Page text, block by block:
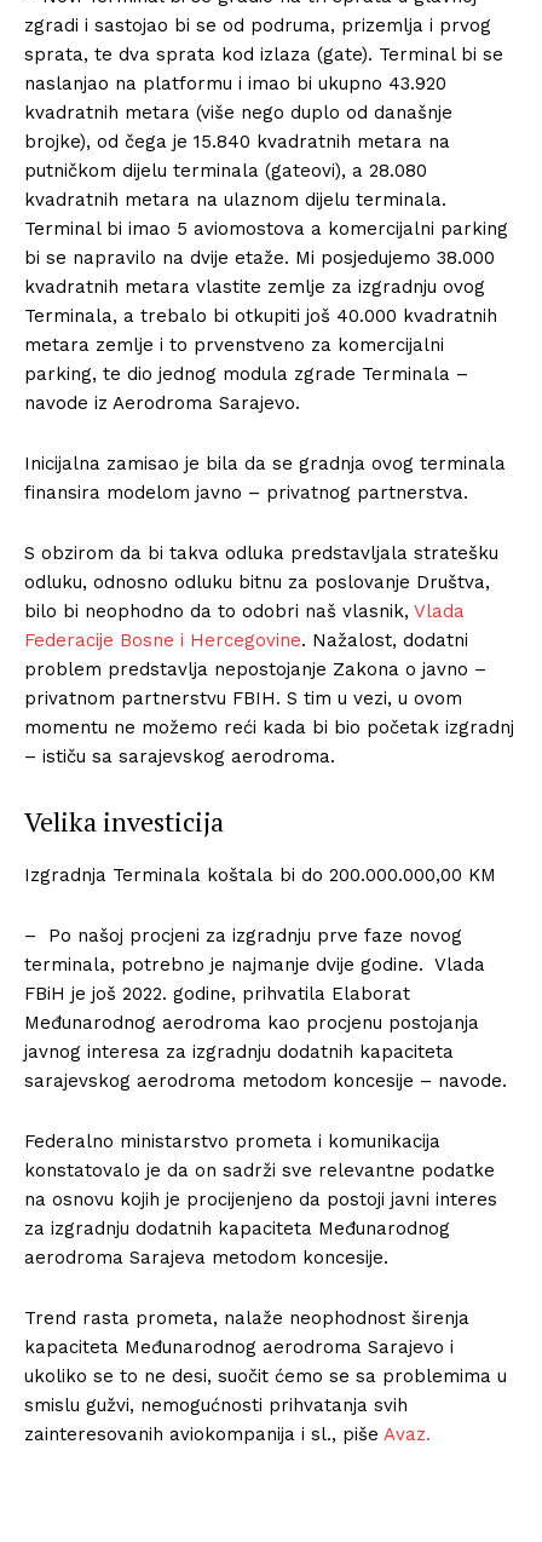
zgradi i sastojao bi se od podruma, prizemlja i prvog
sprata, te dva sprata kod izlaza (gate). Terminal bi se
naslanjao na platformu i imao bi ukupno 43.920
kvadratnih metara (više nego duplo od današnje
brojke), od čega je 15.840 kvadratnih metara na
putničkom dijelu terminala (gateovi), a 28.080
kvadratnih metara na ulaznom dijelu terminala.
Terminal bi imao 5 aviomostova a komercijalni parking
bi se napravilo na dvije etaže. Mi posjedujemo 38.000
kvadratnih metara vlastite zemlje za izgradnju ovog
Terminala, a trebalo bi otkupiti još 40.000 kvadratnih
metara zemlje i to prvenstveno za komercijalni
parking, te dio jednog modula zgrade Terminala –
navode iz Aerodroma Sarajevo.
Inicijalna zamisao je bila da se gradnja ovog terminala
finansira modelom javno – privatnog partnerstva.
S obzirom da bi takva odluka predstavljala stratešku
odluku, odnosno odluku bitnu za poslovanje Društva,
bilo bi neophodno da to odobri naš vlasnik, Vlada
Federacije Bosne i Hercegovine. Nažalost, dodatni
problem predstavlja nepostojanje Zakona o javno –
privatnom partnerstvu FBIH. S tim u vezi, u ovom
momentu ne možemo reći kada bi bio početak izgradnj
– ističu sa sarajevskog aerodroma.
Velika investicija
Izgradnja Terminala koštala bi do 200.000.000,00 KM
– Po našoj procjeni za izgradnju prve faze novog
terminala, potrebno je najmanje dvije godine. Vlada
FBiH je još 2022. godine, prihvatila Elaborat
Međunarodnog aerodroma kao procjenu postojanja
javnog interesa za izgradnju dodatnih kapaciteta
sarajevskog aerodroma metodom koncesije – navode.
Federalno ministarstvo prometa i komunikacija
konstatovalo je da on sadrži sve relevantne podatke
na osnovu kojih je procijenjeno da postoji javni interes
za izgradnju dodatnih kapaciteta Međunarodnog
aerodroma Sarajeva metodom koncesije.
Trend rasta prometa, nalaže neophodnost širenja
kapaciteta Međunarodnog aerodroma Sarajevo i
ukoliko se to ne desi, suočit ćemo se sa problemima u
smislu gužvi, nemogućnosti prihvatanja svih
zainteresovanih aviokompanija i sl., piše Avaz.